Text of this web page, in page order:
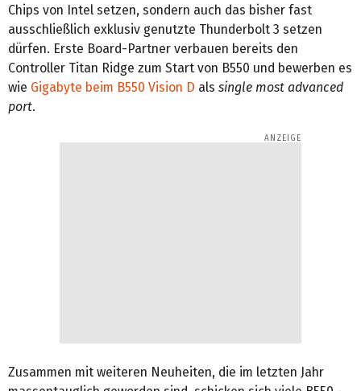
Chips von Intel setzen, sondern auch das bisher fast
ausschließlich exklusiv genutzte Thunderbolt 3 setzen
dürfen. Erste Board-Partner verbauen bereits den
Controller Titan Ridge zum Start von B550 und bewerben es
wie Gigabyte beim B550 Vision D als single most advanced
port.
Zusammen mit weiteren Neuheiten, die im letzten Jahr